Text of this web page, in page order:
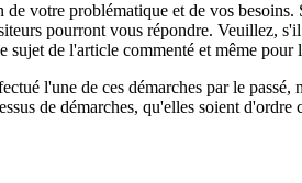
votre problématique et de vos
pourront vous répondre. Veuillez,
de l'article commenté et même
l'une de ces démarches par le
de démarches, qu'elles soient